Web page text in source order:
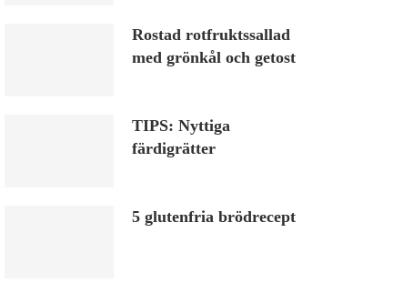
Rostad rotfruktssallad
med grönkål och getost
TIPS: Nyttiga
färdigrätter
5 glutenfria brödrecept